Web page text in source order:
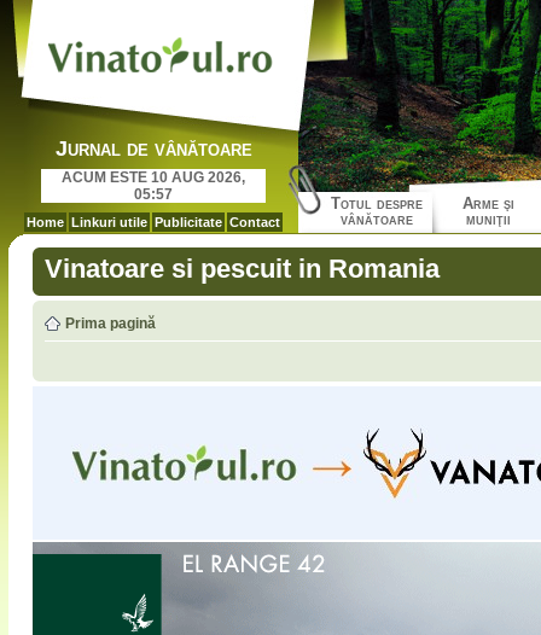
Jurnal de vânătoare
ACUM ESTE 10 AUG 2026,
05:57
Home Linkuri utile Publicitate Contact
Totul despre
vânătoare
Arme şi
muniţii
Vinatoare si pescuit in Romania
Prima pagină